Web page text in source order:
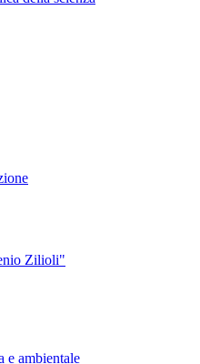
Zilioli"
e ambientale